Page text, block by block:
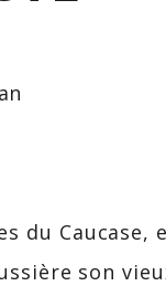
du Caucase,
son